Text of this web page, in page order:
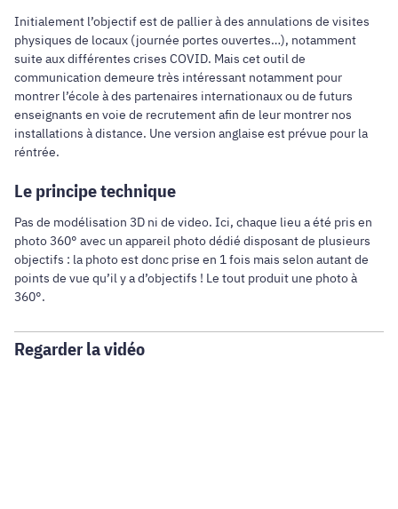
Initialement l’objectif est de pallier à des annulations de visites
physiques de locaux (journée portes ouvertes…), notamment
suite aux différentes crises COVID. Mais cet outil de
communication demeure très intéressant notamment pour
montrer l’école à des partenaires internationaux ou de futurs
enseignants en voie de recrutement afin de leur montrer nos
installations à distance. Une version anglaise est prévue pour la
réntrée.
Le principe technique
Pas de modélisation 3D ni de video. Ici, chaque lieu a été pris en
photo 360° avec un appareil photo dédié disposant de plusieurs
objectifs : la photo est donc prise en 1 fois mais selon autant de
points de vue qu’il y a d’objectifs ! Le tout produit une photo à
360°.
Regarder la vidéo